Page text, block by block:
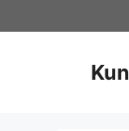
til